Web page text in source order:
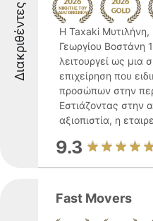
Διακριθέντες
Η Taxaki Μυτιλήνη,
Γεωργίου Βοστάνη
λειτουργεί ως μια
επιχείρηση που
προσώπων στην
Εστιάζοντας στην
αξιοπιστία, η
9.3
Fast Movers